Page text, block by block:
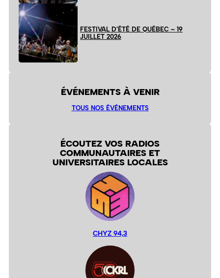
FESTIVAL D’ÉTÉ DE QUÉBEC – 19
JUILLET 2026
ÉVÉNEMENTS À VENIR
TOUS NOS ÉVÉNEMENTS
ÉCOUTEZ VOS RADIOS
COMMUNAUTAIRES ET
UNIVERSITAIRES LOCALES
CHYZ 94,3